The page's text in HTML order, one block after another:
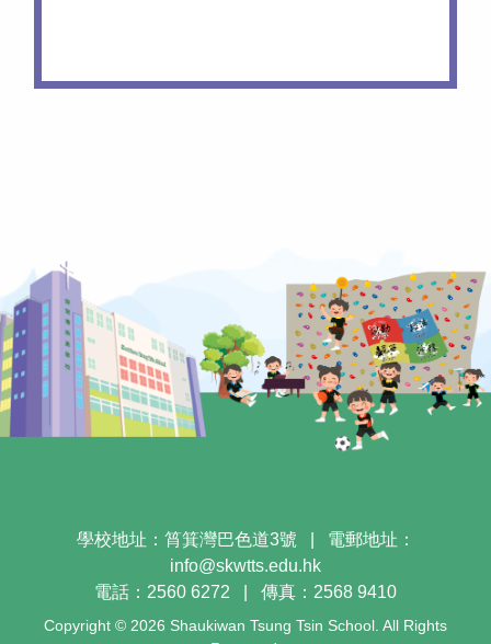
學校地址：筲箕灣巴色道3號
電郵地址：
info@skwtts.edu.hk
電話：2560 6272
傳真：2568 9410
Copyright © 2026 Shaukiwan Tsung Tsin School. All Rights